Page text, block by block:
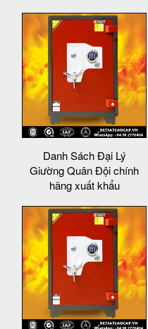
Danh Sách Đại Lý
Giường Quân Đội chính
hãng xuất khẩu